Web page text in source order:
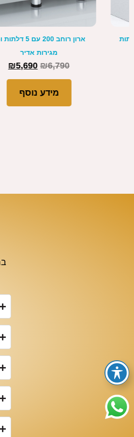
ארונות דלת אחת רוחב 40-50
₪
מידע נוסף